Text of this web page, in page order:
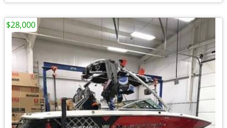
$28,000